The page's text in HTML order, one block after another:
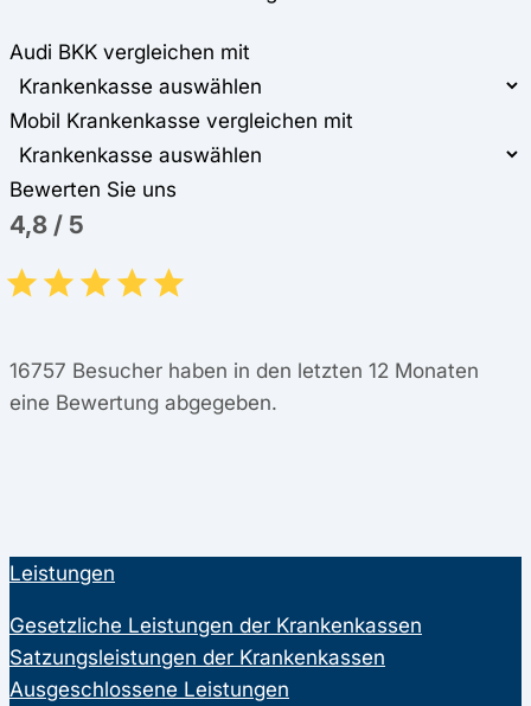
Audi BKK vergleichen mit
Mobil Krankenkasse vergleichen mit
Bewerten Sie uns
4,8 / 5
16757 Besucher haben in den letzten 12 Monaten
eine Bewertung abgegeben.
Leistungen
Gesetzliche Leistungen der Krankenkassen
Satzungsleistungen der Krankenkassen
Ausgeschlossene Leistungen